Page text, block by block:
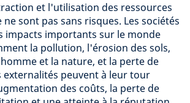
et l'utilisation des ressources
sont pas sans risques. Les sociétés
impacts importants sur le monde
la pollution, l'érosion des sols,
et la nature, et la perte de
externalités peuvent à leur tour
des coûts, la perte de